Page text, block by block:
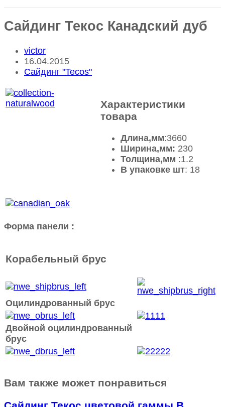
Сайдинг Текос Канадский дуб
Автор
записи:
victor
Запись
опубликована:
16.04.2015
Рубрика
Сайдинг "Tecos"
Характеристики
товара
Длина,мм:3660
Ширина,мм: 230
Толщина,мм :1.2
В упаковке шт: 18
Форма панели :
Корабельный брус
Оцилиндрованный брус
Двойной оцилиндрованный
брус
Вам также может понравиться